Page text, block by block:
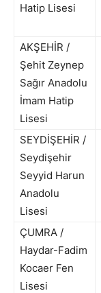
Hatip Lisesi
AKŞEHİR /
Şehit Zeynep
Sağır Anadolu
İmam Hatip
Lisesi
SEYDİŞEHİR /
Seydişehir
Seyyid Harun
Anadolu
Lisesi
ÇUMRA /
Haydar-Fadim
Kocaer Fen
Lisesi